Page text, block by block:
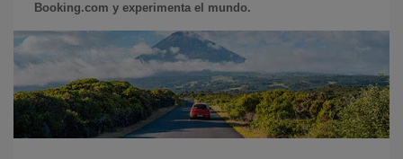
Booking.com y experimenta el mundo.